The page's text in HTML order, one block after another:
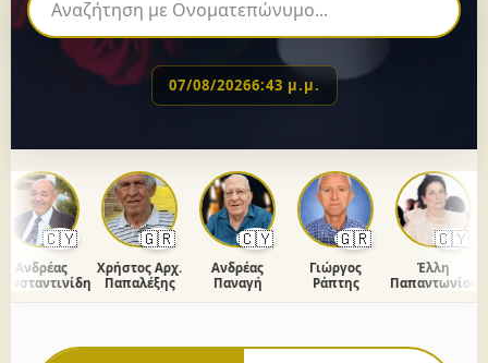
07/08/20266:43 μ.μ.
🇨🇾
Ανδρέας
🇬🇷
Χρήστος Αρχ.
Παπαλέξης
🇨🇾
Ανδρέας
Παναγή
🇬🇷
Γιώργος
Ράπτης
🇨🇾
Έλλη
Παπαντωνίου